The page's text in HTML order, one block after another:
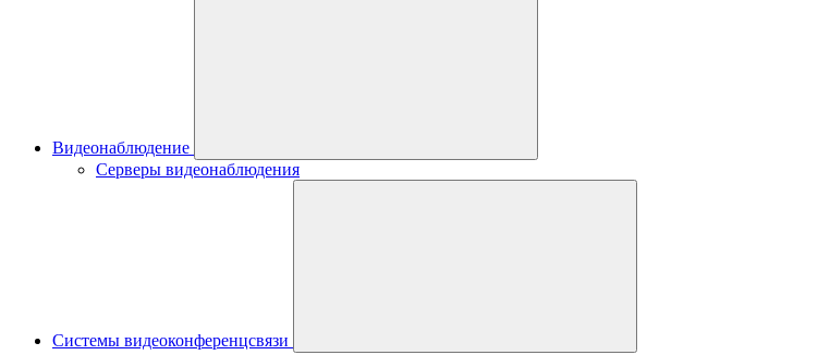
Видеонаблюдение
Серверы видеонаблюдения
Системы видеоконференцсвязи